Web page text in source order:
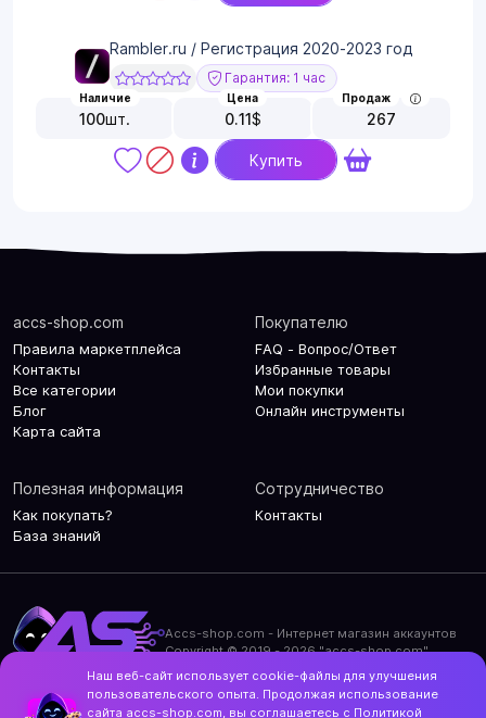
Rambler.ru / Регистрация 2020-2023 год
Гарантия: 1 час
Наличие
100шт.
Цена
0.11$
Продаж
267
Купить
accs-shop.com
Правила маркетплейса
Контакты
Все категории
Блог
Карта сайта
Покупателю
FAQ - Вопрос/Ответ
Избранные товары
Мои покупки
Онлайн инструменты
Полезная информация
Как покупать?
База знаний
Сотрудничество
Контакты
Accs-shop.com - Интернет магазин аккаунтов
Copyright © 2019 - 2026 "accs-shop.com"
Политика использования cookie-файлов
Наш веб-сайт использует cookie-файлы для улучшения
пользовательского опыта. Продолжая использование
сайта accs-shop.com, вы соглашаетесь с Политикой